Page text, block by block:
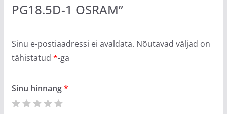
PG18.5D-1 OSRAM”
Sinu e-postiaadressi ei avaldata. Nõutavad väljad on
tähistatud *-ga
Sinu hinnang*